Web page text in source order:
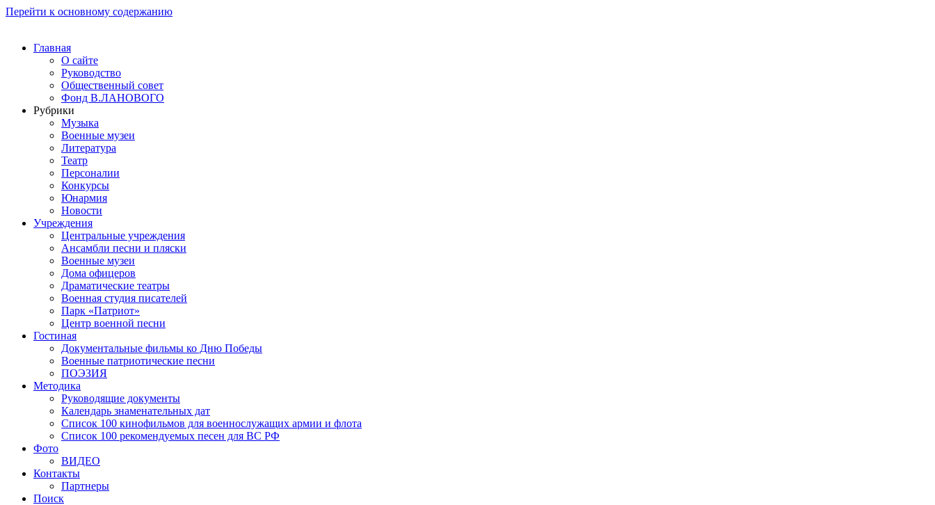
Перейти к основному содержанию
Главная
О сайте
Руководство
Общественный совет
Фонд В.ЛАНОВОГО
Рубрики
Музыка
Военные музеи
Литература
Театр
Персоналии
Конкурсы
Юнармия
Новости
Учреждения
Центральные учреждения
Ансамбли песни и пляски
Военные музеи
Дома офицеров
Драматические театры
Военная студия писателей
Парк «Патриот»
Центр военной песни
Гостиная
Документальные фильмы ко Дню Победы
Военные патриотические песни
ПОЭЗИЯ
Методика
Руководящие документы
Календарь знаменательных дат
Список 100 кинофильмов для военнослужащих армии и флота
Список 100 рекомендуемых песен для ВС РФ
Фото
ВИДЕО
Контакты
Партнеры
Поиск